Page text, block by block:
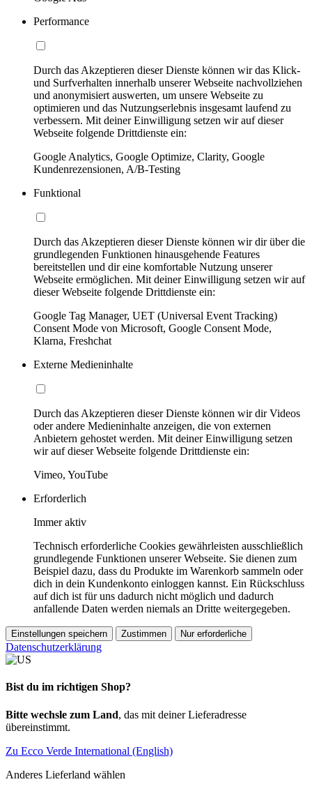
Performance
Durch das Akzeptieren dieser Dienste können wir das Klick-
und Surfverhalten innerhalb unserer Webseite nachvollziehen
und anonymisiert auswerten, um unsere Webseite zu
optimieren und das Nutzungserlebnis insgesamt laufend zu
verbessern. Mit deiner Einwilligung setzen wir auf dieser
Webseite folgende Drittdienste ein:
Google Analytics, Google Optimize, Clarity, Google
Kundenrezensionen, A/B-Testing
Funktional
Durch das Akzeptieren dieser Dienste können wir dir über die
grundlegenden Funktionen hinausgehende Features
bereitstellen und dir eine komfortable Nutzung unserer
Webseite ermöglichen. Mit deiner Einwilligung setzen wir auf
dieser Webseite folgende Drittdienste ein:
Google Tag Manager, UET (Universal Event Tracking)
Consent Mode von Microsoft, Google Consent Mode,
Klarna, Freshchat
Externe Medieninhalte
Durch das Akzeptieren dieser Dienste können wir dir Videos
oder andere Medieninhalte anzeigen, die von externen
Anbietern gehostet werden. Mit deiner Einwilligung setzen
wir auf dieser Webseite folgende Drittdienste ein:
Vimeo, YouTube
Erforderlich
Immer aktiv
Technisch erforderliche Cookies gewährleisten ausschließlich
grundlegende Funktionen unserer Webseite. Sie dienen zum
Beispiel dazu, dass du Produkte im Warenkorb sammeln oder
dich in dein Kundenkonto einloggen kannst. Ein Rückschluss
auf dich ist für uns dadurch nicht möglich und dadurch
anfallende Daten werden niemals an Dritte weitergegeben.
Einstellungen speichern Zustimmen Nur erforderliche
Datenschutzerklärung
Bist du im richtigen Shop?
Bitte wechsle zum Land, das mit deiner Lieferadresse
übereinstimmt.
Zu Ecco Verde International (English)
Anderes Lieferland wählen